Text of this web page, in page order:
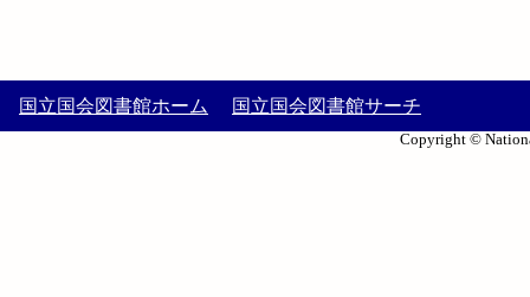
国立国会図書館ホーム 国立国会図書館サーチ
Copyright ©